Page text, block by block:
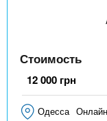
)
Стоимость
12 000 грн
Одесса Онлайн